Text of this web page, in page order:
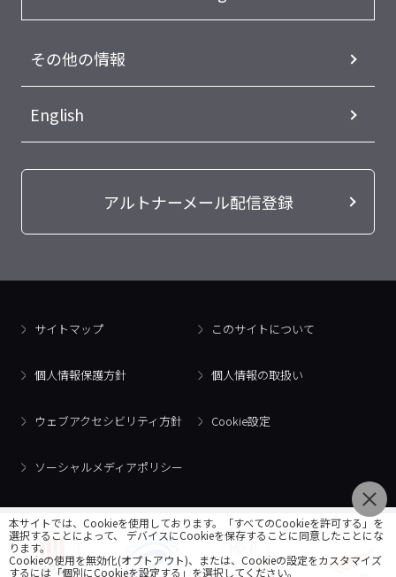
その他の情報
English
アルトナーメール配信登録
サイトマップ このサイトについて
個人情報保護方針 個人情報の取扱い
ウェブアクセシビリティ方針 Cookie設定
ソーシャルメディアポリシー
本サイトでは、Cookieを使用しております。「すべてのCookieを許可する」を
選択することによって、 デバイスにCookieを保存することに同意したことにな
ります。
Cookieの使用を無効化(オプトアウト)、または、Cookieの設定をカスタマイズ
するには「個別にCookieを設定する」を選択してください。